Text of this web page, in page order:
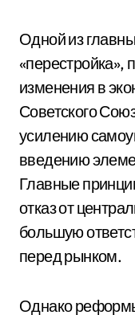
Одной из
изменения в
Советского
усилению
введению
Главные
отказ от
большую
перед рынком.
Однако